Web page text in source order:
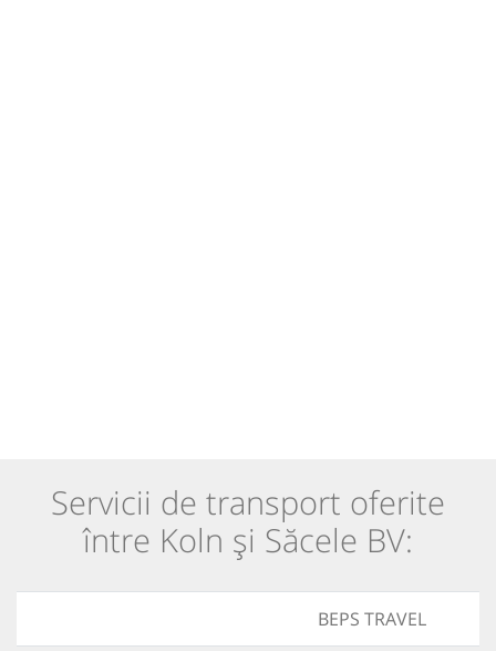
Servicii de transport oferite
între Koln și Săcele BV:
BEPS TRAVEL